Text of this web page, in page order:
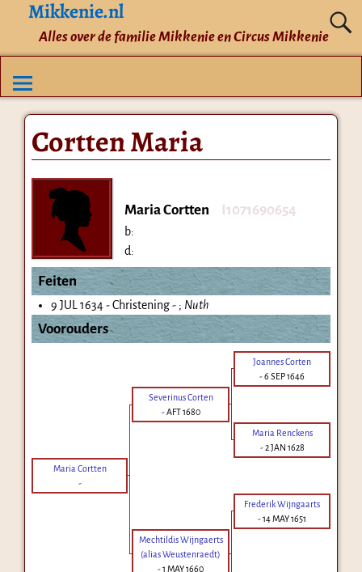
Mikkenie.nl
Alles over de familie Mikkenie en Circus Mikkenie
Cortten Maria
Maria Cortten I1071690654
b:
d:
Feiten
9 JUL 1634 - Christening - ; Nuth
Voorouders
Joannes Corten
-6 SEP 1646
Severinus Corten
-AFT 1680
Maria Renckens
-2 JAN 1628
Maria Cortten
-
Frederik Wijngaarts
-14 MAY 1651
Mechtildis Wijngaerts
(alias Weustenraedt)
-1 MAY 1660